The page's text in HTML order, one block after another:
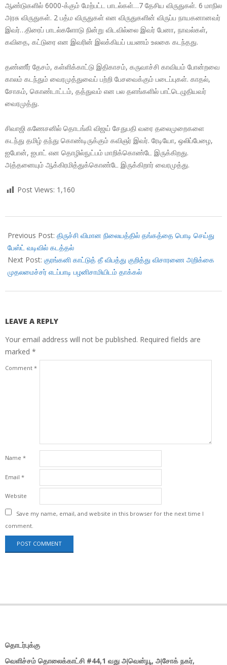
ஆண்டுகளில் 6000-க்கும் மேற்பட்ட பாடல்கள்…7 தேசிய விருதுகள். 6 மாநில
அரசு விருதுகள். 2 பத்ம விருதுகள் என விருதுகளின் விருப்ப நாயகனானவர்
இவர்…திரைப் பாடல்களோடு நின்று விடவில்லை இவர் பேனா, நாவல்கள்,
கவிதை, கட்டுரை என இவரின் இலக்கியப் பயணம் உலகை கடந்தது.
தண்ணீர் தேசம், கள்ளிக்காட்டு இதிகாசம், கருவாச்சி காவியம் போன்றவை
காலம் கடந்தும் வைரமுத்துவைப் பற்றி பேசவைக்கும் படைப்புகள். காதல்,
சோகம், கொண்டாட்டம், தத்துவம் என பல தளங்களில் பாட்டெழுதியவர்
வைரமுத்து.
சிவாஜி கணேசனில் தொடங்கி விஜய் சேதுபதி வரை தலைமுறைகளை
கடந்து தமிழ் தந்து கொண்டிருக்கும் கவிஞர் இவர். ரேடியோ, ஒலிப்பேழை,
ஐபோன், ஐபாட் என தொழில்நுட்பம் மாறிக்கொண்டே இருக்கிறது.
அத்தனையும் ஆக்கிரமித்துக்கொண்டே இருக்கிறார் வைரமுத்து.
Post Views: 1,160
07-
13
Previous Post: திருச்சி விமான நிலையத்தில் தங்கத்தை பொடி செய்து
பேஸ்ட் வடிவில் கடத்தல்
Next Post: குரங்கனி காட்டுத் தீ விபத்து குறித்து விசாரணை அறிக்கை
முதலமைச்சர் எடப்பாடி பழனிசாமியிடம் தாக்கல்
LEAVE A REPLY
Your email address will not be published. Required fields are
marked *
Comment *
Name *
Email *
Website
Save my name, email, and website in this browser for the next time I
comment.
தொடர்புக்கு
வெளிச்சம் தொலைக்காட்சி #44,1 வது அவென்யூ, அசோக் நகர்,